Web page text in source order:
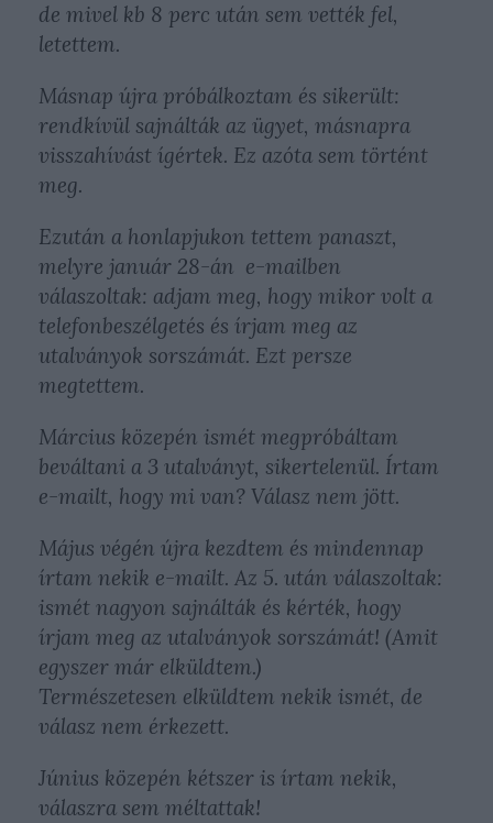
de mivel kb 8 perc után sem vették fel,
letettem.
Másnap újra próbálkoztam és sikerült:
rendkívül sajnálták az ügyet, másnapra
visszahívást ígértek. Ez azóta sem történt
meg.
Ezután a honlapjukon tettem panaszt,
melyre január 28-án e-mailben
válaszoltak: adjam meg, hogy mikor volt a
telefonbeszélgetés és írjam meg az
utalványok sorszámát. Ezt persze
megtettem.
Március közepén ismét megpróbáltam
beváltani a 3 utalványt, sikertelenül. Írtam
e-mailt, hogy mi van? Válasz nem jött.
Május végén újra kezdtem és mindennap
írtam nekik e-mailt. Az 5. után válaszoltak:
ismét nagyon sajnálták és kérték, hogy
írjam meg az utalványok sorszámát! (Amit
egyszer már elküldtem.)
Természetesen elküldtem nekik ismét, de
válasz nem érkezett.
Június közepén kétszer is írtam nekik,
válaszra sem méltattak!